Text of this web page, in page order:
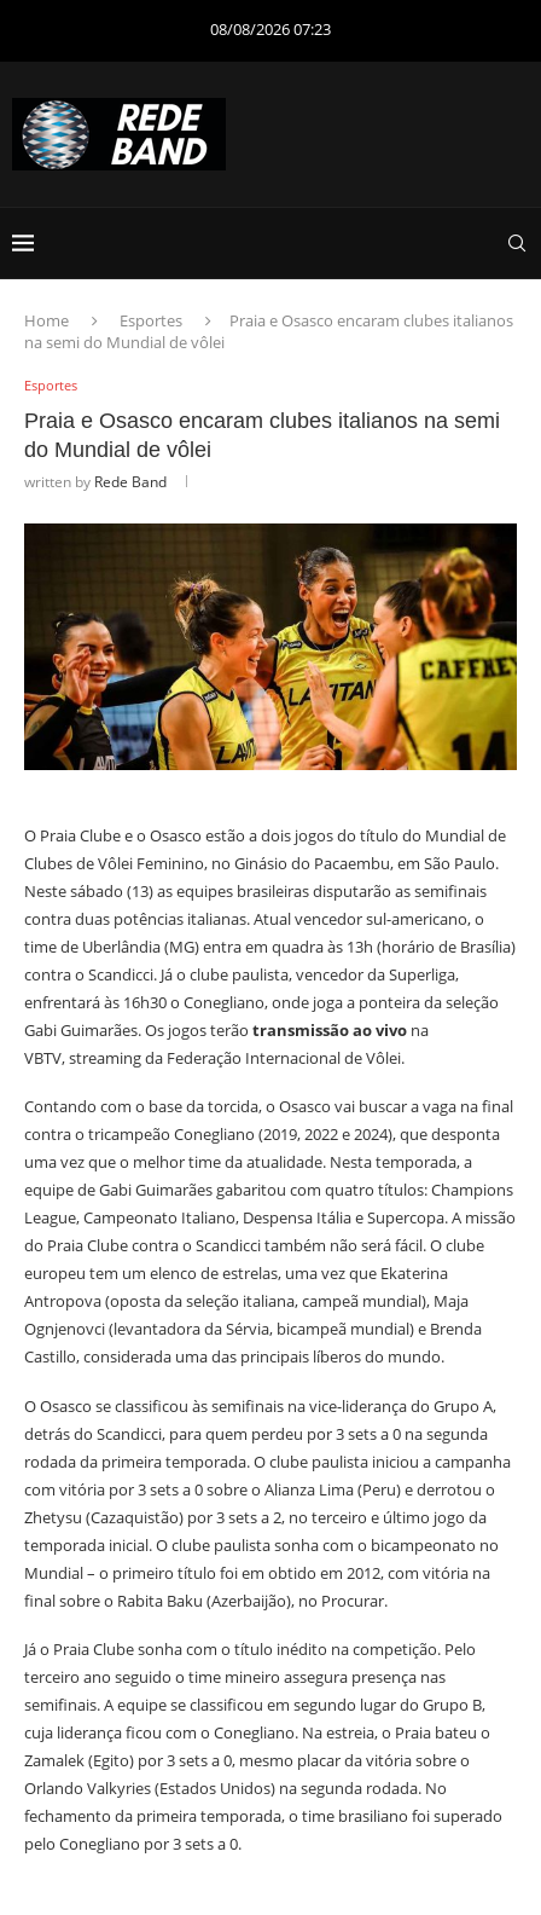
08/08/2026 07:23
Home Esportes
Praia e Osasco encaram clubes italianos
na semi do Mundial de vôlei
Esportes
Praia e Osasco encaram clubes italianos na semi
do Mundial de vôlei
written by Rede Band
O Praia Clube e o Osasco estão a dois jogos do título do Mundial de
Clubes de Vôlei Feminino, no Ginásio do Pacaembu, em São Paulo.
Neste sábado (13) as equipes brasileiras disputarão as semifinais
contra duas potências italianas. Atual vencedor sul-americano, o
time de Uberlândia (MG) entra em quadra às 13h (horário de Brasília)
contra o Scandicci. Já o clube paulista, vencedor da Superliga,
enfrentará às 16h30 o Conegliano, onde joga a ponteira da seleção
Gabi Guimarães. Os jogos terão transmissão ao vivo na
VBTV, streaming da Federação Internacional de Vôlei.
Contando com o base da torcida, o Osasco vai buscar a vaga na final
contra o tricampeão Conegliano (2019, 2022 e 2024), que desponta
uma vez que o melhor time da atualidade. Nesta temporada, a
equipe de Gabi Guimarães gabaritou com quatro títulos: Champions
League, Campeonato Italiano, Despensa Itália e Supercopa. A missão
do Praia Clube contra o Scandicci também não será fácil. O clube
europeu tem um elenco de estrelas, uma vez que Ekaterina
Antropova (oposta da seleção italiana, campeã mundial), Maja
Ognjenovci (levantadora da Sérvia, bicampeã mundial) e Brenda
Castillo, considerada uma das principais líberos do mundo.
O Osasco se classificou às semifinais na vice-liderança do Grupo A,
detrás do Scandicci, para quem perdeu por 3 sets a 0 na segunda
rodada da primeira temporada. O clube paulista iniciou a campanha
com vitória por 3 sets a 0 sobre o Alianza Lima (Peru) e derrotou o
Zhetysu (Cazaquistão) por 3 sets a 2, no terceiro e último jogo da
temporada inicial. O clube paulista sonha com o bicampeonato no
Mundial – o primeiro título foi em obtido em 2012, com vitória na
final sobre o Rabita Baku (Azerbaijão), no Procurar.
Já o Praia Clube sonha com o título inédito na competição. Pelo
terceiro ano seguido o time mineiro assegura presença nas
semifinais. A equipe se classificou em segundo lugar do Grupo B,
cuja liderança ficou com o Conegliano. Na estreia, o Praia bateu o
Zamalek (Egito) por 3 sets a 0, mesmo placar da vitória sobre o
Orlando Valkyries (Estados Unidos) na segunda rodada. No
fechamento da primeira temporada, o time brasiliano foi superado
pelo Conegliano por 3 sets a 0.